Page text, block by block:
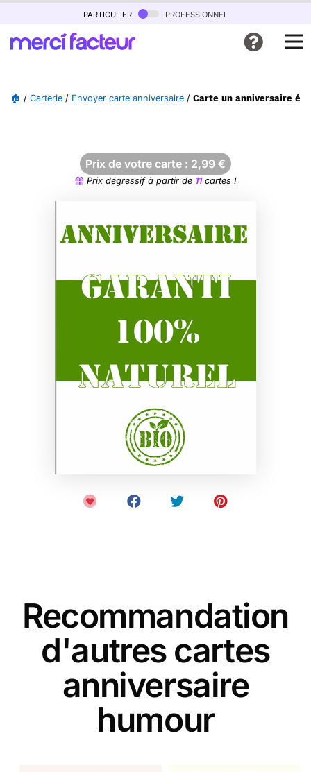
particulier professionnel
🏠 / Carterie / Envoyer carte anniversaire / Carte un anniversaire
Prix de votre carte : 2,99 €
Prix dégressif à partir de 11cartes !
Recommandation
d'autres cartes
anniversaire
humour